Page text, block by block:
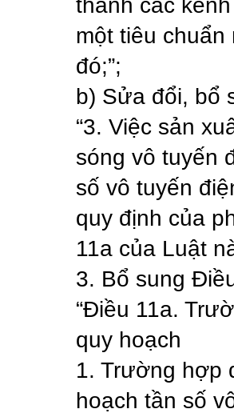
thành các
một tiêu
đó;”;
b) Sửa đổi, bổ
“3. Việc sản
sóng vô tuyến
số vô tuyến
quy định của
11a của Luật
3. Bổ sung
“Điều 11a.
quy hoạch
1. Trường hợp
hoạch tần số